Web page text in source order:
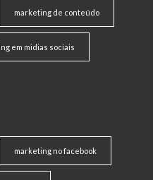
marketing de conteúdo
em midias sociais
marketing no facebook